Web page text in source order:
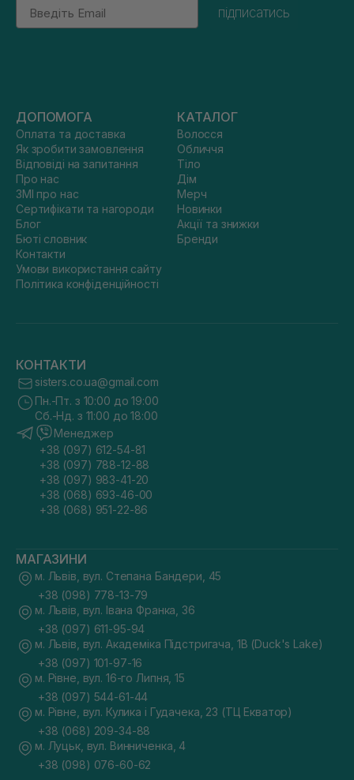
Email
підписатись
ДОПОМОГА
Оплата та доставка
Як зробити замовлення
Відповіді на запитання
Про нас
ЗМІ про нас
Сертифікати та нагороди
Блог
Бюті словник
Контакти
Умови використання сайту
Політика конфіденційності
КАТАЛОГ
Волосся
Обличчя
Тіло
Дім
Мерч
Новинки
Акції та знижки
Бренди
КОНТАКТИ
sisters.co.ua@gmail.com
Пн.-Пт. з 10:00 до 19:00
Сб.-Нд. з 11:00 до 18:00
Менеджер
+38 (097) 612-54-81
+38 (097) 788-12-88
+38 (097) 983-41-20
+38 (068) 693-46-00
+38 (068) 951-22-86
МАГАЗИНИ
м. Львів, вул. Степана Бандери, 45
+38 (098) 778-13-79
м. Львів, вул. Івана Франка, 36
+38 (097) 611-95-94
м. Львів, вул. Академіка Підстригача, 1В (Duck's Lake)
+38 (097) 101-97-16
м. Рівне, вул. 16-го Липня, 15
+38 (097) 544-61-44
м. Рівне, вул. Кулика і Гудачека, 23 (ТЦ Екватор)
+38 (068) 209-34-88
м. Луцьк, вул. Винниченка, 4
+38 (098) 076-60-62